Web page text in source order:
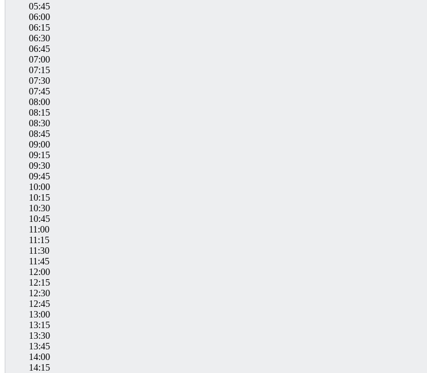
05:45
06:00
06:15
06:30
06:45
07:00
07:15
07:30
07:45
08:00
08:15
08:30
08:45
09:00
09:15
09:30
09:45
10:00
10:15
10:30
10:45
11:00
11:15
11:30
11:45
12:00
12:15
12:30
12:45
13:00
13:15
13:30
13:45
14:00
14:15